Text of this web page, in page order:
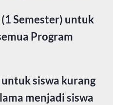
(1 Semester) untuk
Program
untuk siswa kurang
menjadi siswa